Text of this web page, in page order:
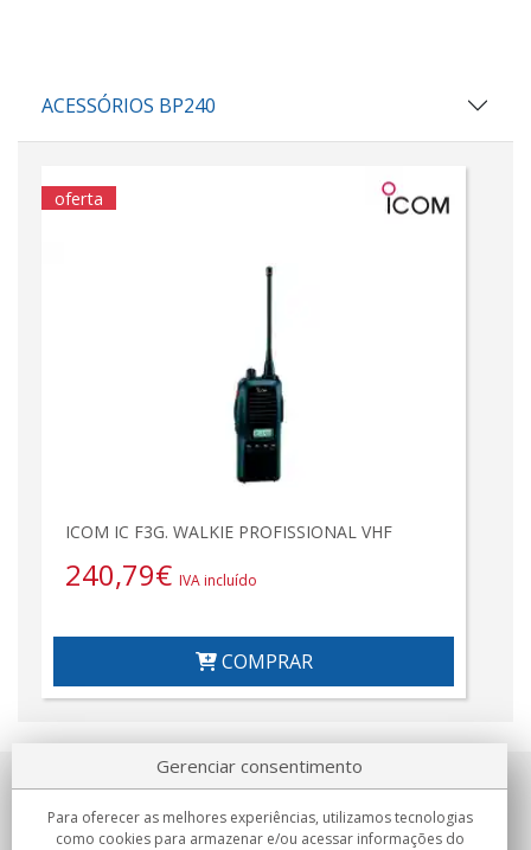
ACESSÓRIOS BP240
oferta
ICOM IC F3G. WALKIE PROFISSIONAL VHF
240,79€ IVA incluído
COMPRAR
Sobre nosotros
Gerenciar consentimento
Para oferecer as melhores experiências, utilizamos tecnologias
como cookies para armazenar e/ou acessar informações do